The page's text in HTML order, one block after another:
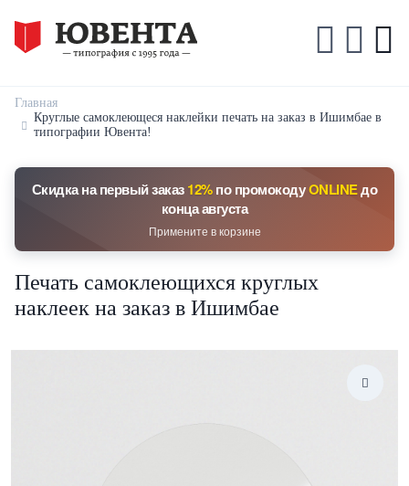
Главная
Круглые самоклеющеся наклейки печать на заказ в Ишимбае в
типографии Ювента!
Скидка на первый заказ12%по промокодуONLINEдо
конца августа
Примените в корзине
Печать самоклеющихся круглых
наклеек на заказ в Ишимбае